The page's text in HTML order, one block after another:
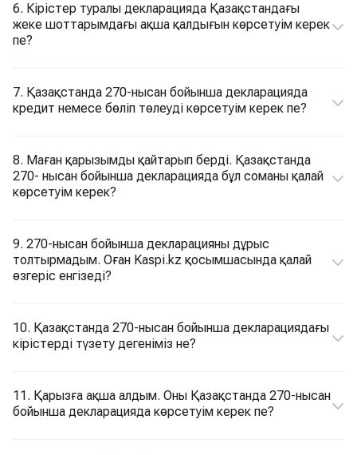
6. Кірістер туралы декларацияда Қазақстандағы
жеке шоттарымдағы ақша қалдығын көрсетуім керек
пе?
7. Қазақстанда 270-нысан бойынша декларацияда
кредит немесе бөліп төлеуді көрсетуім керек пе?
8. Маған қарызымды қайтарып берді. Қазақстанда
270- нысан бойынша декларацияда бұл соманы қалай
көрсетуім керек?
9. 270-нысан бойынша декларацияны дұрыс
толтырмадым. Оған Kaspi.kz қосымшасында қалай
өзгеріс енгізеді?
10. Қазақстанда 270-нысан бойынша декларациядағы
кірістерді түзету дегеніміз не?
11. Қарызға ақша алдым. Оны Қазақстанда 270-нысан
бойынша декларацияда көрсетуім керек пе?